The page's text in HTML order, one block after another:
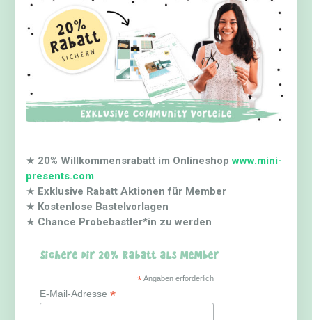
★ 20% Willkommensrabatt im Onlineshopwww.mini-
presents.com
★ Exklusive Rabatt Aktionen für Member
★ Kostenlose Bastelvorlagen
★ Chance Probebastler*in zu werden
Sichere dir 20% Rabatt als Member
*Angaben erforderlich
E-Mail-Adresse*